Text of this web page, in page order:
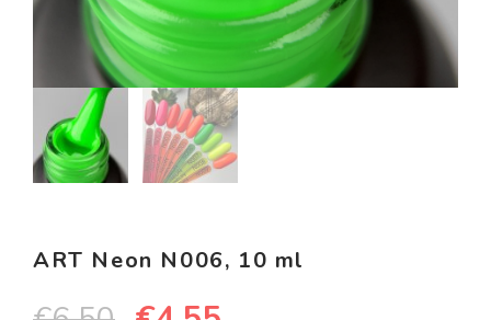
ART Neon N006, 10 ml